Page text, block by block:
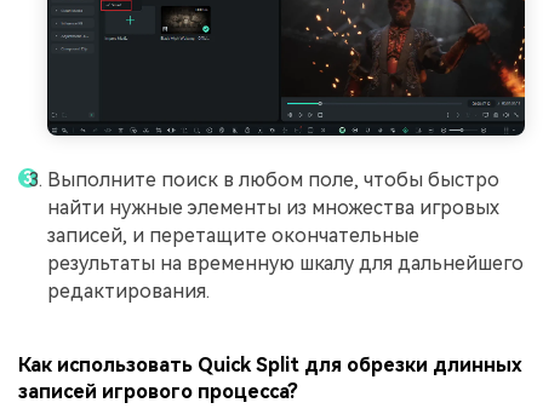
Выполните поиск в любом поле, чтобы быстро
найти нужные элементы из множества игровых
записей, и перетащите окончательные
результаты на временную шкалу для дальнейшего
редактирования.
Как использовать Quick Split для обрезки длинных
записей игрового процесса?